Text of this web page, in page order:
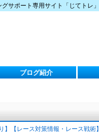
サポート専用サイト「じてトレ」
ブログ紹介
】 【レース対策情報・レース戦術】